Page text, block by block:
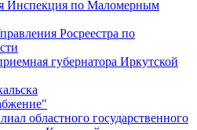
Инспекция по Маломерным
Росреестра по
губернатора Иркутской
областного государственного